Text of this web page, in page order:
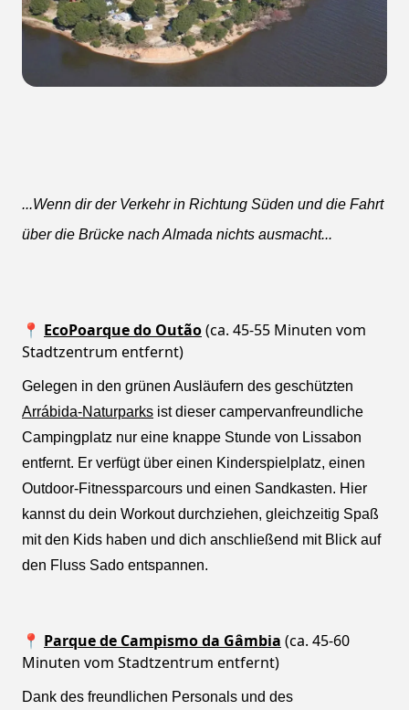
...Wenn dir der Verkehr in Richtung Süden und die Fahrt
über die Brücke nach Almada nichts ausmacht...
📍 EcoPoarque do Outão(ca. 45-55 Minuten vom
Stadtzentrum entfernt)
Gelegen in den grünen Ausläufern des geschützten
Arrábida-Naturparks ist dieser campervanfreundliche
Campingplatz nur eine knappe Stunde von Lissabon
entfernt. Er verfügt über einen Kinderspielplatz, einen
Outdoor-Fitnessparcours und einen Sandkasten. Hier
kannst du dein Workout durchziehen, gleichzeitig Spaß
mit den Kids haben und dich anschließend mit Blick auf
den Fluss Sado entspannen.
📍 Parque de Campismo da Gâmbia (ca. 45-60
Minuten vom Stadtzentrum entfernt)
Dank des freundlichen Personals und des